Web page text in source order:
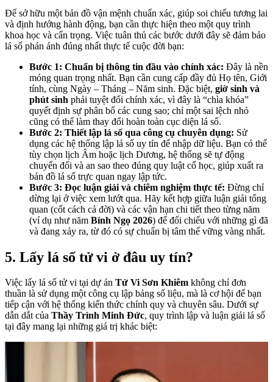
Để sở hữu một bản đồ vận mệnh chuẩn xác, giúp soi chiếu tương lai
và định hướng hành động, bạn cần thực hiện theo một quy trình
khoa học và cẩn trọng. Việc tuân thủ các bước dưới đây sẽ đảm bảo
lá số phản ánh đúng nhất thực tế cuộc đời bạn:
Bước 1: Chuẩn bị thông tin đầu vào chính xác: Đây là nền
móng quan trọng nhất. Bạn cần cung cấp đầy đủ Họ tên, Giới
tính, cùng Ngày – Tháng – Năm sinh. Đặc biệt, giờ sinh và
phút sinh phải tuyệt đối chính xác, vì đây là “chìa khóa”
quyết định sự phân bổ các cung sao; chỉ một sai lệch nhỏ
cũng có thể làm thay đổi hoàn toàn cục diện lá số.
Bước 2: Thiết lập lá số qua công cụ chuyên dụng: Sử
dụng các hệ thống lập lá số uy tín để nhập dữ liệu. Bạn có thể
tùy chọn lịch Âm hoặc lịch Dương, hệ thống sẽ tự động
chuyển đổi và an sao theo đúng quy luật cổ học, giúp xuất ra
bản đồ lá số trực quan ngay lập tức.
Bước 3: Đọc luận giải và chiêm nghiệm thực tế: Đừng chỉ
dừng lại ở việc xem lướt qua. Hãy kết hợp giữa luận giải tổng
quan (cốt cách cả đời) và các vận hạn chi tiết theo từng năm
(ví dụ như năm Bính Ngọ 2026) để đối chiếu với những gì đã
và đang xảy ra, từ đó có sự chuẩn bị tâm thế vững vàng nhất.
5. Lấy lá số tử vi ở đâu uy tín?
Việc lấy lá số tử vi tại dự án Tử Vi Sơn Khiêm không chỉ đơn
thuần là sử dụng một công cụ lập bảng số liệu, mà là cơ hội để bạn
tiếp cận với hệ thống kiến thức chính quy và chuyên sâu. Dưới sự
dẫn dắt của Thầy Trình Minh Đức, quy trình lập và luận giải lá số
tại đây mang lại những giá trị khác biệt: